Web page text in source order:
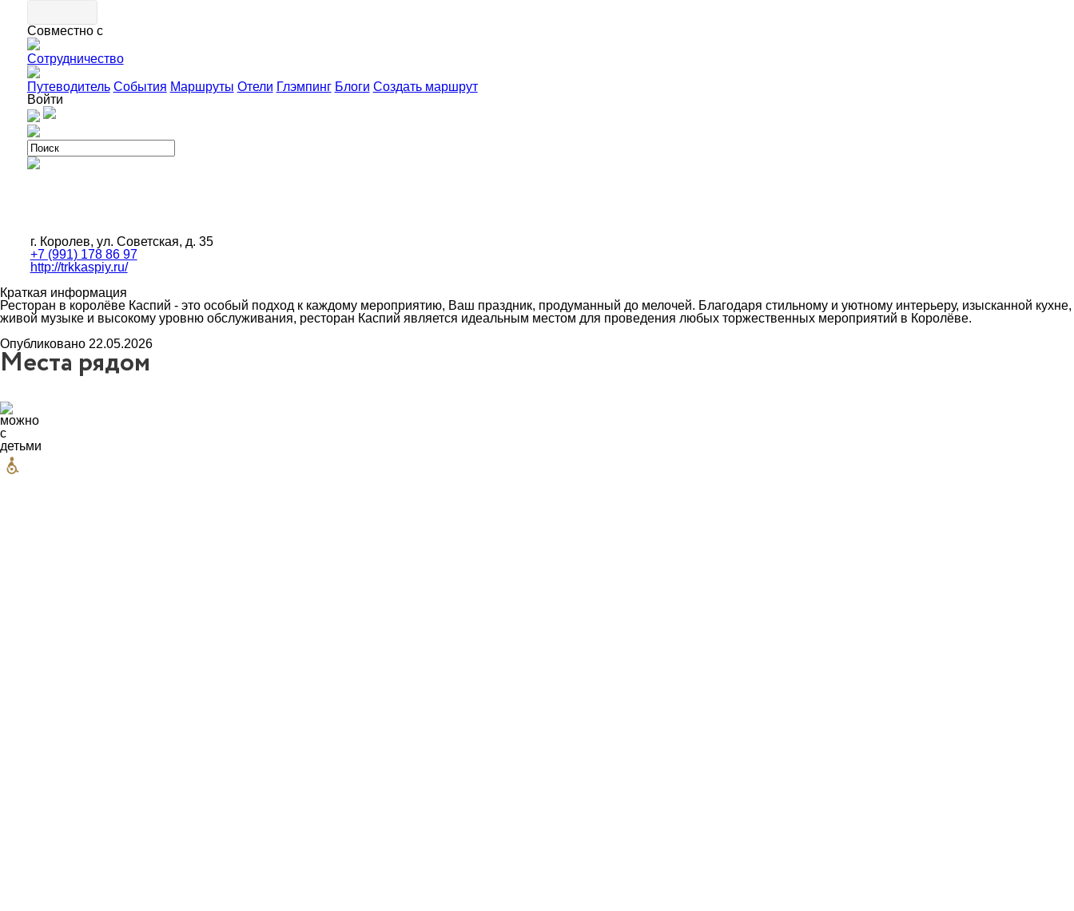
Совместно с
Сотрудничество
Путеводитель События Маршруты Отели Глэмпинг Блоги Создать маршрут
Войти
г. Королев, ул. Советская, д. 35
+7 (991) 178 86 97
http://trkkaspiy.ru/
Краткая информация
Ресторан в королёве Каспий - это особый подход к каждому мероприятию, Ваш праздник, продуманный до мелочей. Благодаря стильному и уютному интерьеру, изысканной кухне,
живой музыке и высокому уровню обслуживания, ресторан Каспий является идеальным местом для проведения любых торжественных мероприятий в Королёве.
Опубликовано 22.05.2026
Места рядом